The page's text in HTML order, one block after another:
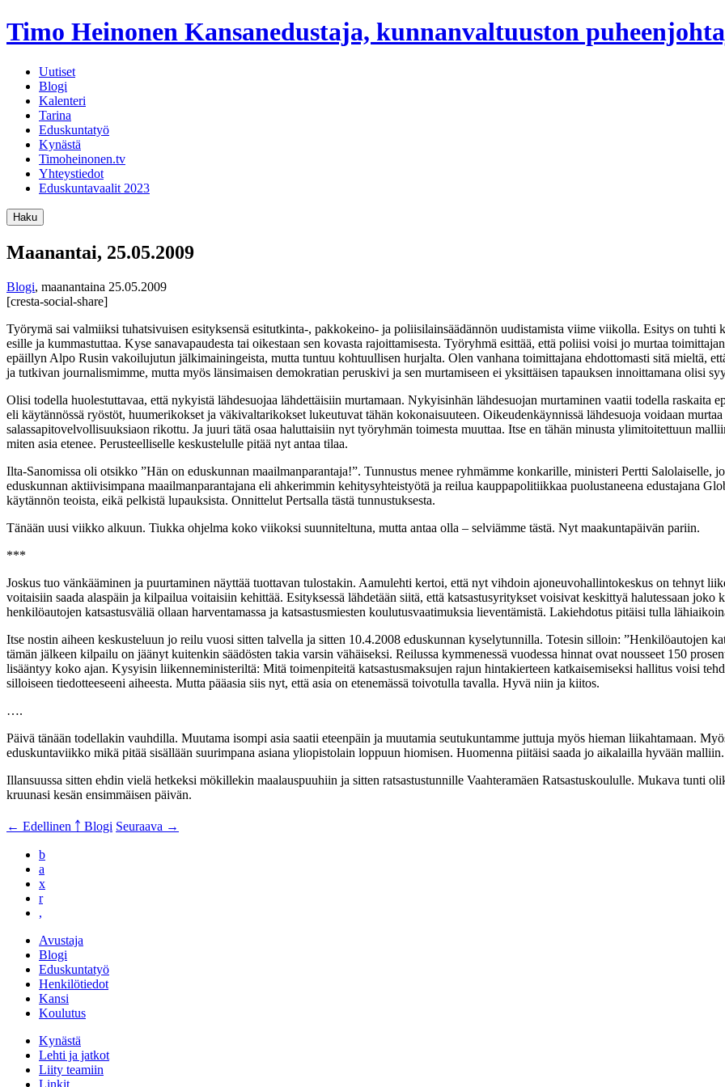
Timo Heinonen Kansanedustaja, kunnanvaltuuston
Uutiset
Blogi
Kalenteri
Tarina
Eduskuntatyö
Kynästä
Timoheinonen.tv
Yhteystiedot
Eduskuntavaalit 2023
Haku
Maanantai, 25.05.2009
Blogi, maanantaina 25.05.2009
[cresta-social-share]
Työrymä sai valmiiksi tuhatsivuisen esityksensä esitutkinta-, pakkokeino- ja poliisilainsäädännön uudistamista viime viikolla. Esitys on tuhti
esille ja kummastuttaa. Kyse sanavapaudesta tai oikestaan sen kovasta rajoittamisesta. Työryhmä esittää, että poliisi voisi jo murtaa
epäillyn Alpo Rusin vakoilujutun jälkimainingeista, mutta tuntuu kohtuullisen hurjalta. Olen vanhana toimittajana ehdottomasti sitä mieltä,
ja tutkivan journalismimme, mutta myös länsimaisen demokratian peruskivi ja sen murtamiseen ei yksittäisen tapauksen innoittamana olisi
Olisi todella huolestuttavaa, että nykyistä lähdesuojaa lähdettäisiin murtamaan. Nykyisinhän lähdesuojan murtaminen vaatii todella raskaita
eli käytännössä ryöstöt, huumerikokset ja väkivaltarikokset lukeutuvat tähän kokonaisuuteen. Oikeudenkäynnissä lähdesuoja voidaan
salassapitovelvollisuuksiaon rikottu. Ja juuri tätä osaa haluttaisiin nyt työryhmän toimesta muuttaa. Itse en tähän minusta ylimitoitettuun
miten asia etenee. Perusteelliselle keskustelulle pitää nyt antaa tilaa.
Ilta-Sanomissa oli otsikko ”Hän on eduskunnan maailmanparantaja!”. Tunnustus menee ryhmämme konkarille, ministeri Pertti
eduskunnan aktiivisimpana maailmanparantajana eli ahkerimmin kehitysyhteistyötä ja reilua kauppapolitiikkaa puolustaneena edustajana
käytännön teoista, eikä pelkistä lupauksista. Onnittelut Pertsalla tästä tunnustuksesta.
Tänään uusi viikko alkuun. Tiukka ohjelma koko viikoksi suunniteltuna, mutta antaa olla – selviämme tästä. Nyt maakuntapäivän pariin.
***
Joskus tuo vänkääminen ja puurtaminen näyttää tuottavan tulostakin. Aamulehti kertoi, että nyt vihdoin ajoneuvohallintokeskus on tehnyt
voitaisiin saada alaspäin ja kilpailua voitaisiin kehittää. Esityksessä lähdetään siitä, että katsastusyritykset voisivat keskittyä halutessaan joko
henkilöautojen katsastusväliä ollaan harventamassa ja katsastusmiesten koulutusvaatimuksia lieventämistä. Lakiehdotus pitäisi tulla
Itse nostin aiheen keskusteluun jo reilu vuosi sitten talvella ja sitten 10.4.2008 eduskunnan kyselytunnilla. Totesin silloin: ”Henkilöautojen
tämän jälkeen kilpailu on jäänyt kuitenkin säädösten takia varsin vähäiseksi. Reilussa kymmenessä vuodessa hinnat ovat nousseet 150
lisääntyy koko ajan. Kysyisin liikenneministeriltä: Mitä toimenpiteitä katsastusmaksujen rajun hintakierteen katkaisemiseksi hallitus voisi
silloiseen tiedotteeseeni aiheesta. Mutta pääasia siis nyt, että asia on etenemässä toivotulla tavalla. Hyvä niin ja kiitos.
….
Päivä tänään todellakin vauhdilla. Muutama isompi asia saatii eteenpäin ja muutamia seutukuntamme juttuja myös hieman liikahtamaan.
eduskuntaviikko mikä pitää sisällään suurimpana asiana yliopistolain loppuun hiomisen. Huomenna piitäisi saada jo aikalailla hyvään
Illansuussa sitten ehdin vielä hetkeksi mökillekin maalauspuuhiin ja sitten ratsastustunnille Vaahteramäen Ratsastuskoululle. Mukava tunti
kruunasi kesän ensimmäisen päivän.
← Edellinen ￪ Blogi Seuraava →
b
a
x
r
,
Avustaja
Blogi
Eduskuntatyö
Henkilötiedot
Kansi
Koulutus
Kynästä
Lehti ja jatkot
Liity teamiin
Linkit